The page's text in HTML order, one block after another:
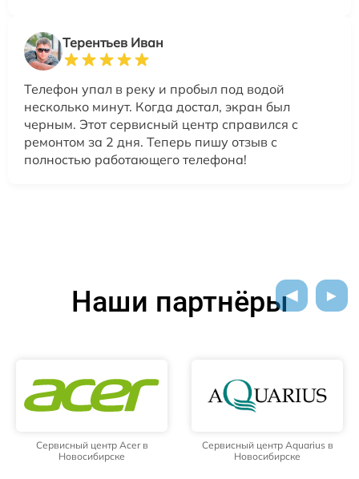
Терентьев Иван
Телефон упал в реку и пробыл под водой
несколько минут. Когда достал, экран был
черным. Этот сервисный центр справился с
ремонтом за 2 дня. Теперь пишу отзыв с
полностью работающего телефона!
Наши партнёры
Сервисный центр Acer в
Новосибирске
Сервисный центр Aquarius в
Новосибирске